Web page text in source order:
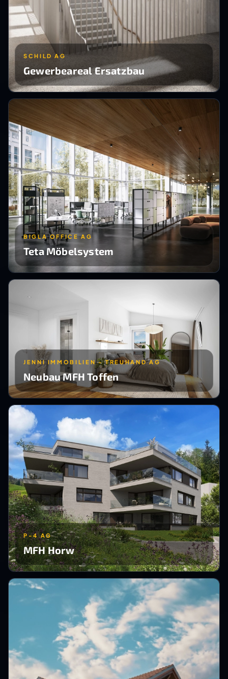
SCHILD AG
Gewerbeareal Ersatzbau
BIGLA OFFICE AG
Teta Möbelsystem
JENNI IMMOBILIEN - TREUHAND AG
Neubau MFH Toffen
P-4 AG
MFH Horw